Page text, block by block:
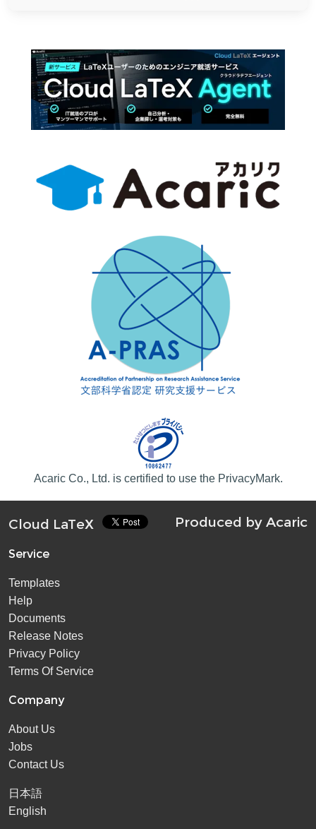
Acaric Co., Ltd. is certified to use the PrivacyMark.
Produced by Acaric
Cloud LaTeX
Service
Templates
Help
Documents
Release Notes
Privacy Policy
Terms Of Service
Company
About Us
Jobs
Contact Us
日本語
English